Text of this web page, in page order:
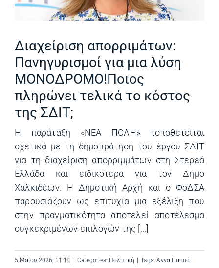
Διαχείριση απορριμάτων:
Πανηγυρισμοί για μια λύση
ΜΟΝΟΔΡΟΜΟ!Ποιος
πληρώνει τελικά το κόστος
της ΣΔΙΤ;
Η παράταξη «ΝΕΑ ΠΟΛΗ» τοποθετείται
σχετικά με τη δημοπράτηση του έργου ΣΔΙΤ
για τη διαχείριση απορριμμάτων στη Στερεά
Ελλάδα και ειδικότερα για τον Δήμο
Χαλκιδέων. Η Δημοτική Αρχή και ο ΦοΔΣΑ
παρουσιάζουν ως επιτυχία μια εξέλιξη που
στην πραγματικότητα αποτελεί αποτέλεσμα
συγκεκριμένων επιλογών της [...]
5 Μαΐου 2026, 11:10 Categories: Πολιτική Tags:Άννα Παππά